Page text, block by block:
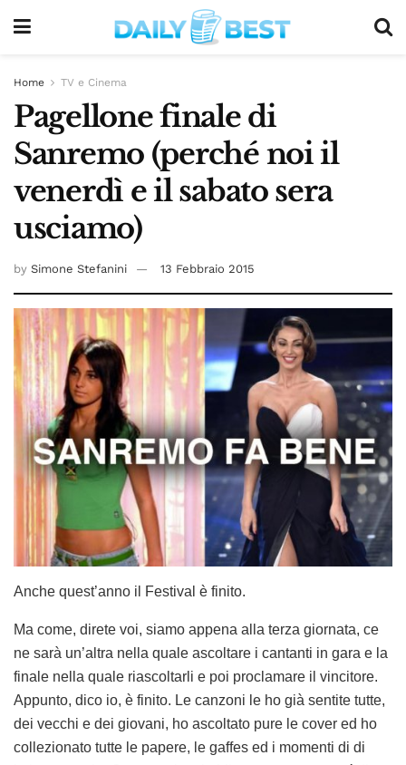
Home TV e Cinema
Pagellone finale di
Sanremo (perché noi il
venerdì e il sabato sera
usciamo)
by Simone Stefanini 13 Febbraio 2015
Anche quest’anno il Festival è finito.
Ma come, direte voi, siamo appena alla terza giornata, ce
ne sarà un’altra nella quale ascoltare i cantanti in gara e la
finale nella quale riascoltarli e poi proclamare il vincitore.
Appunto, dico io, è finito. Le canzoni le ho già sentite tutte,
dei vecchi e dei giovani, ho ascoltato pure le cover ed ho
collezionato tutte le papere, le gaffes ed i momenti di di